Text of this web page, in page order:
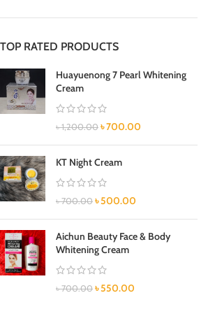
TOP RATED PRODUCTS
Huayuenong 7 Pearl Whitening
Cream
৳1,200.00 ৳700.00
KT Night Cream
৳700.00 ৳500.00
Aichun Beauty Face & Body
Whitening Cream
৳700.00 ৳550.00